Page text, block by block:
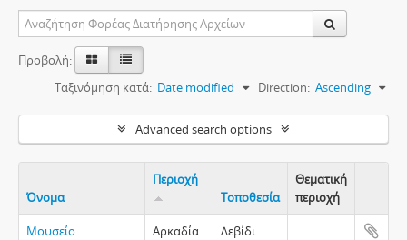
Προβολή:
Ταξινόμηση κατά: Date modified Direction: Ascending
Advanced search options
Όνομα
Περιοχή
Τοποθεσία
Θεματική
περιοχή
Μουσείο
Αρκαδία Λεβίδι